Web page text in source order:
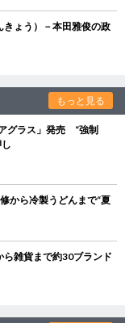
ょう）－本田雅俊の政
もっと見る
グラス」発売 “強制
から冷製うどんまで“夏
雑貨まで約30ブランド